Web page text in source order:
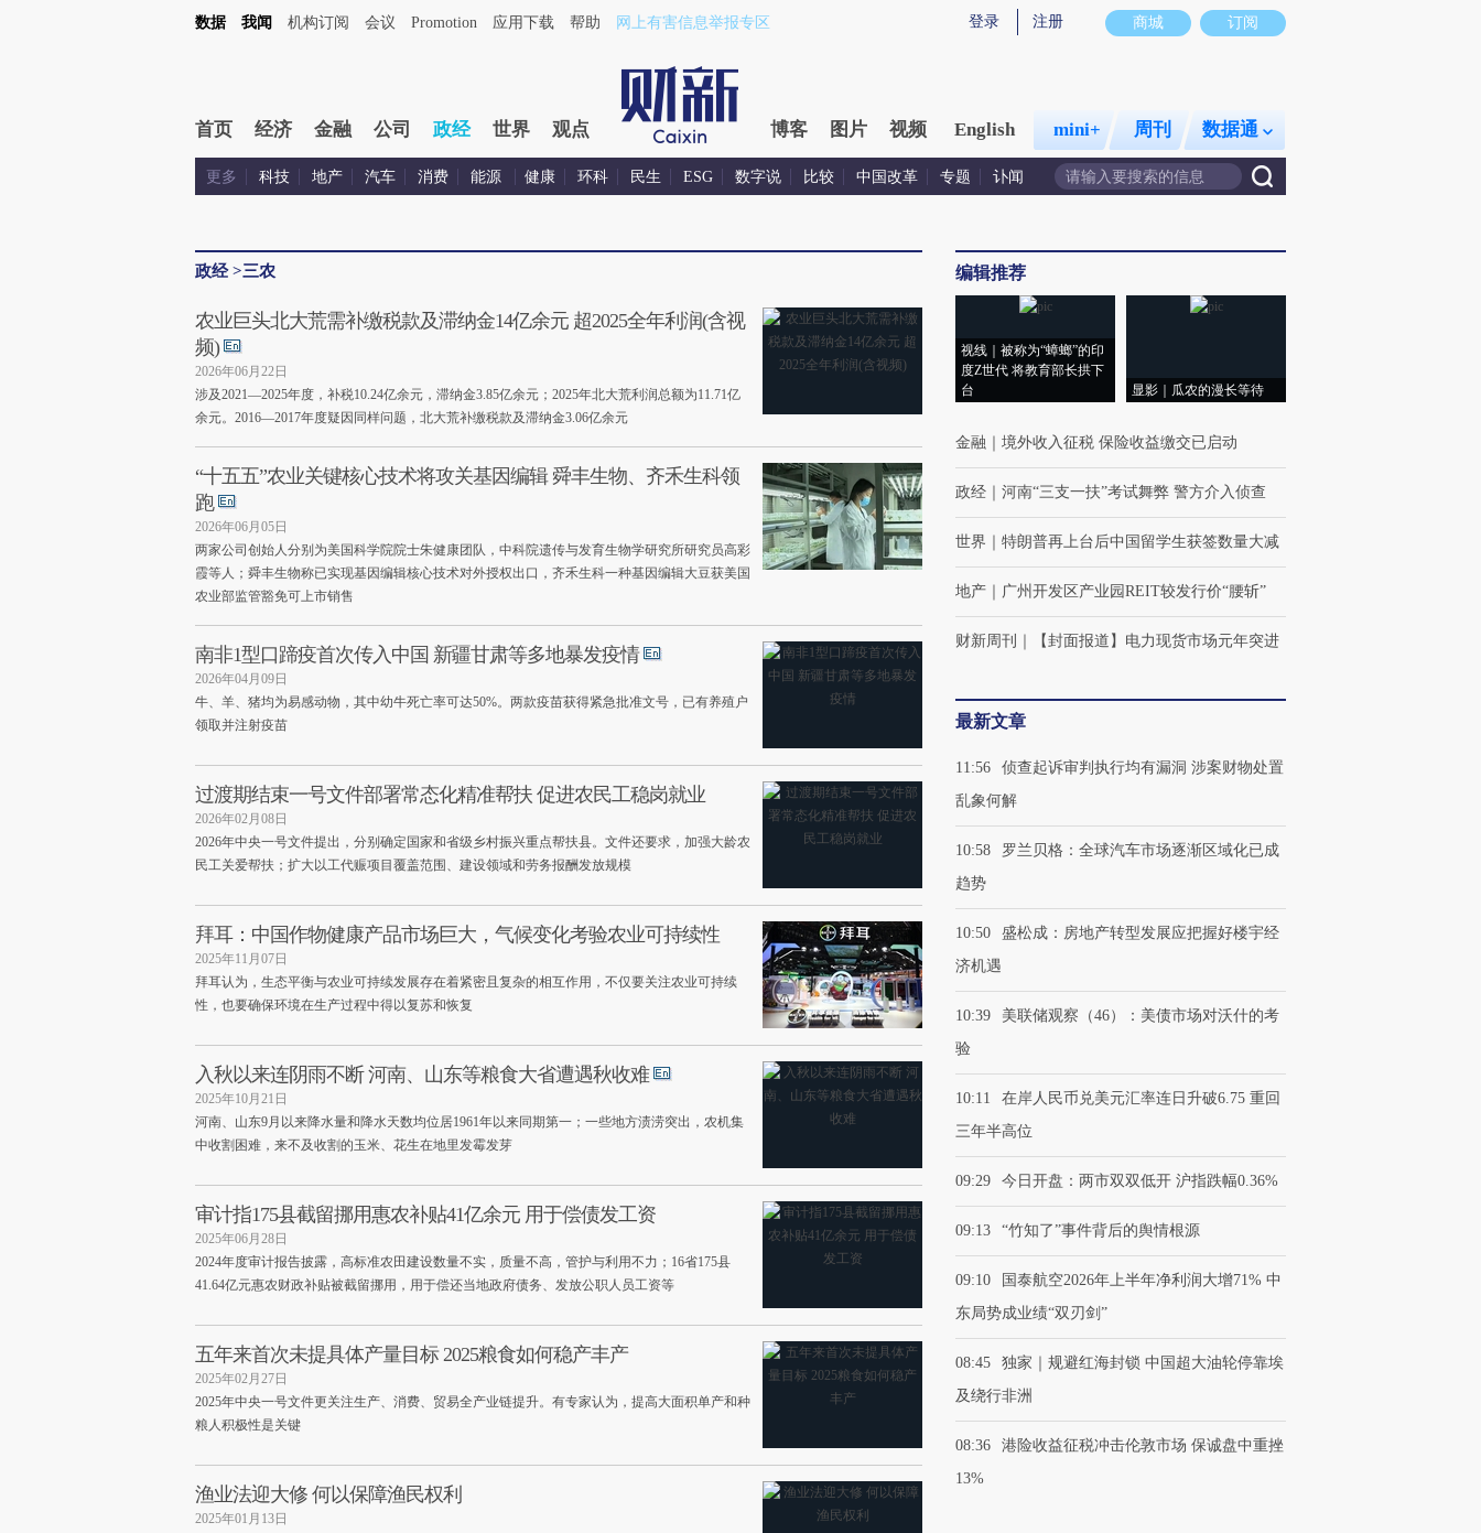
商城 订阅
登录 注册
数据 我闻 机构订阅 会议 Promotion 应用下载 帮助 网上有害信息举报专区
首页 经济 金融 公司 政经 世界 观点 博客 图片 视频 English mini+ 周刊 数据通
更多 科技 地产 汽车 消费 能源 健康 环科 民生 ESG 数字说 比较 中国改革 专题 讣闻
政经>三农
农业巨头北大荒需补缴税款及滞纳金14亿余元 超2025全年利润(含视
频)
2026年06月22日
涉及2021—2025年度，补税10.24亿余元，滞纳金3.85亿余元；2025年北大荒利润总额为11.71亿
余元。2016—2017年度疑因同样问题，北大荒补缴税款及滞纳金3.06亿余元
“十五五”农业关键核心技术将攻关基因编辑 舜丰生物、齐禾生科领
跑
2026年06月05日
两家公司创始人分别为美国科学院院士朱健康团队，中科院遗传与发育生物学研究所研究员高彩
霞等人；舜丰生物称已实现基因编辑核心技术对外授权出口，齐禾生科一种基因编辑大豆获美国
农业部监管豁免可上市销售
南非1型口蹄疫首次传入中国 新疆甘肃等多地暴发疫情
2026年04月09日
牛、羊、猪均为易感动物，其中幼牛死亡率可达50%。两款疫苗获得紧急批准文号，已有养殖户
领取并注射疫苗
过渡期结束一号文件部署常态化精准帮扶 促进农民工稳岗就业
2026年02月08日
2026年中央一号文件提出，分别确定国家和省级乡村振兴重点帮扶县。文件还要求，加强大龄农
民工关爱帮扶；扩大以工代赈项目覆盖范围、建设领域和劳务报酬发放规模
拜耳：中国作物健康产品市场巨大，气候变化考验农业可持续性
2025年11月07日
拜耳认为，生态平衡与农业可持续发展存在着紧密且复杂的相互作用，不仅要关注农业可持续
性，也要确保环境在生产过程中得以复苏和恢复
入秋以来连阴雨不断 河南、山东等粮食大省遭遇秋收难
2025年10月21日
河南、山东9月以来降水量和降水天数均位居1961年以来同期第一；一些地方渍涝突出，农机集
中收割困难，来不及收割的玉米、花生在地里发霉发芽
审计指175县截留挪用惠农补贴41亿余元 用于偿债发工资
2025年06月28日
2024年度审计报告披露，高标准农田建设数量不实，质量不高，管护与利用不力；16省175县
41.64亿元惠农财政补贴被截留挪用，用于偿还当地政府债务、发放公职人员工资等
五年来首次未提具体产量目标 2025粮食如何稳产丰产
2025年02月27日
2025年中央一号文件更关注生产、消费、贸易全产业链提升。有专家认为，提高大面积单产和种
粮人积极性是关键
渔业法迎大修 何以保障渔民权利
2025年01月13日
编辑推荐
视线｜被称为“蟑螂”的印
度Z世代 将教育部长拱下
台
显影｜瓜农的漫长等待
金融 境外收入征税 保险收益缴交已启动
政经 河南“三支一扶”考试舞弊 警方介入侦查
世界 特朗普再上台后中国留学生获签数量大减
地产 广州开发区产业园REIT较发行价“腰斩”
财新周刊 【封面报道】电力现货市场元年突进
最新文章
11:56
侦查起诉审判执行均有漏洞 涉案财物处置
乱象何解
10:58
罗兰贝格：全球汽车市场逐渐区域化已成
趋势
10:50
盛松成：房地产转型发展应把握好楼宇经
济机遇
10:39
美联储观察（46）：美债市场对沃什的考
验
10:11
在岸人民币兑美元汇率连日升破6.75 重回
三年半高位
09:29 今日开盘：两市双双低开 沪指跌幅0.36%
09:13 “竹知了”事件背后的舆情根源
09:10
国泰航空2026年上半年净利润大增71% 中
东局势成业绩“双刃剑”
08:45
独家｜规避红海封锁 中国超大油轮停靠埃
及绕行非洲
08:36
港险收益征税冲击伦敦市场 保诚盘中重挫
13%